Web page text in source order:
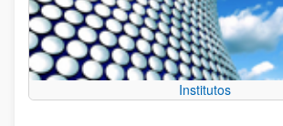
Institutos